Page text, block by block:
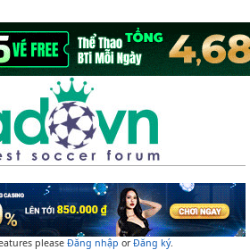
please Đăng nhập orĐăng ký.